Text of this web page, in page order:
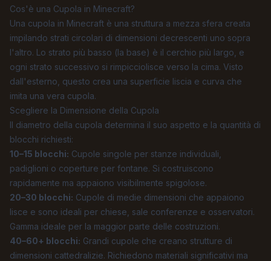
Cos'è una Cupola in Minecraft?
Una cupola in Minecraft è una struttura a mezza sfera creata
impilando strati circolari di dimensioni decrescenti uno sopra
l'altro. Lo strato più basso (la base) è il cerchio più largo, e
ogni strato successivo si rimpicciolisce verso la cima. Visto
dall'esterno, questo crea una superficie liscia e curva che
imita una vera cupola.
Scegliere la Dimensione della Cupola
Il diametro della cupola determina il suo aspetto e la quantità di
blocchi richiesti:
10–15 blocchi: Cupole singole per stanze individuali,
padiglioni o coperture per fontane. Si costruiscono
rapidamente ma appaiono visibilmente spigolose.
20–30 blocchi: Cupole di medie dimensioni che appaiono
lisce e sono ideali per chiese, sale conferenze e osservatori.
Gamma ideale per la maggior parte delle costruzioni.
40–60+ blocchi: Grandi cupole che creano strutture di
dimensioni cattedralizie. Richiedono materiali significativi ma